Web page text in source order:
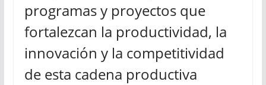
programas y proyectos que
fortalezcan la productividad, la
innovación y la competitividad
de esta cadena productiva